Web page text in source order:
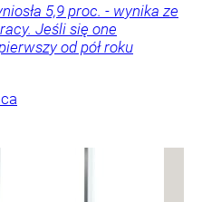
5,9 proc. - wynika ze
Jeśli się one
od pół roku